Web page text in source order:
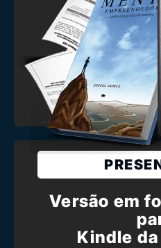
Versão em
Kindle